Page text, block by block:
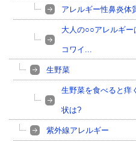
アレルギー性鼻炎体
大人の○○アレルギ
コワイ...
生野菜
生野菜を食べると痒
状は?
紫外線アレルギー